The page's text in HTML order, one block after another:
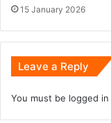
15 January 2026
Leave a Reply
You must be logged in